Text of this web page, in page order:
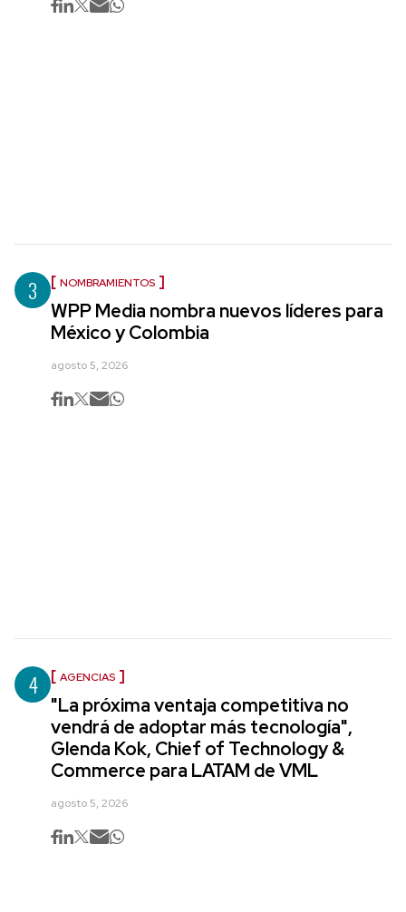
3 NOMBRAMIENTOS
WPP Media nombra nuevos líderes para
México y Colombia
agosto 5, 2026
4 AGENCIAS
"La próxima ventaja competitiva no
vendrá de adoptar más tecnología",
Glenda Kok, Chief of Technology &
Commerce para LATAM de VML
agosto 5, 2026